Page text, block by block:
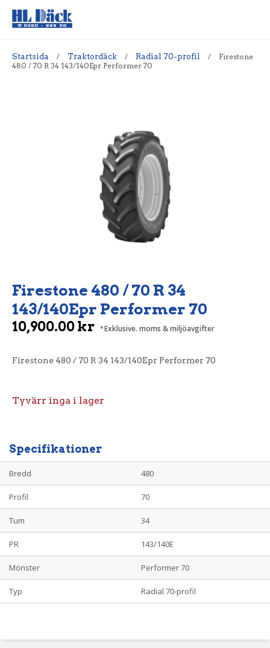
Startsida / Traktordäck / Radial 70-profil /
Firestone
480 / 70 R 34 143/140Epr Performer 70
Firestone 480 / 70 R 34
143/140Epr Performer 70
10,900.00kr Exklusive. moms & miljöavgifter
Firestone 480 / 70 R 34 143/140Epr Performer 70
Tyvärr inga i lager
Specifikationer
Bredd 480
Profil 70
Tum 34
PR 143/140E
Mönster Performer 70
Typ Radial 70-profil